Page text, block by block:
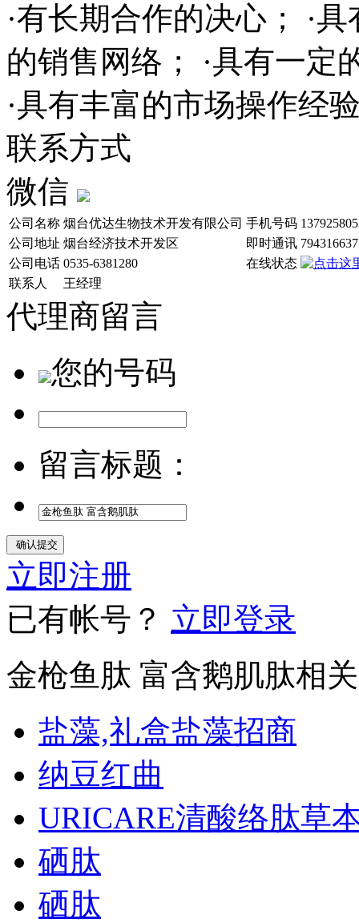
·有长期合作的决心； ·
的销售网络； ·具有一定
·具有丰富的市场操作经
联系方式
微信
公司名称 烟台优达生物技术开发有限公司 手机号码
公司地址 烟台经济技术开发区 即时通讯 794316637
公司电话 0535-6381280
在线状态
联系人
王经理
代理商留言
您的号码
留言标题：
立即注册
已有帐号？ 立即登录
金枪鱼肽 富含鹅肌肽相
盐藻,礼盒盐藻招商
纳豆红曲
URICARE清酸络肽草
硒肽
硒肽